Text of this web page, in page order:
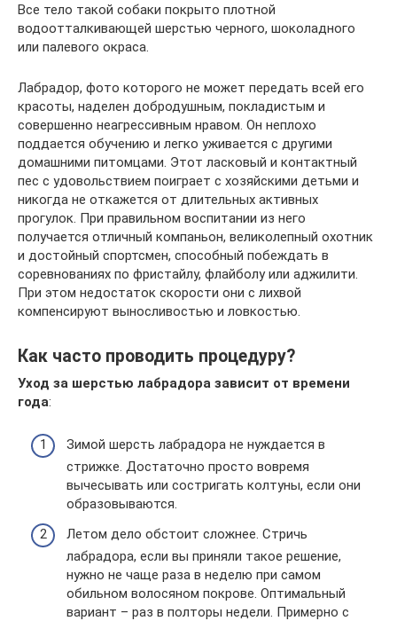
Все тело такой собаки покрыто плотной
водоотталкивающей шерстью черного, шоколадного
или палевого окраса.
Лабрадор, фото которого не может передать всей его
красоты, наделен добродушным, покладистым и
совершенно неагрессивным нравом. Он неплохо
поддается обучению и легко уживается с другими
домашними питомцами. Этот ласковый и контактный
пес с удовольствием поиграет с хозяйскими детьми и
никогда не откажется от длительных активных
прогулок. При правильном воспитании из него
получается отличный компаньон, великолепный охотник
и достойный спортсмен, способный побеждать в
соревнованиях по фристайлу, флайболу или аджилити.
При этом недостаток скорости они с лихвой
компенсируют выносливостью и ловкостью.
Как часто проводить процедуру?
Уход за шерстью лабрадора зависит от времени
года:
Зимой шерсть лабрадора не нуждается в
стрижке. Достаточно просто вовремя
вычесывать или состригать колтуны, если они
образовываются.
Летом дело обстоит сложнее. Стричь
лабрадора, если вы приняли такое решение,
нужно не чаще раза в неделю при самом
обильном волосяном покрове. Оптимальный
вариант – раз в полторы недели. Примерно с